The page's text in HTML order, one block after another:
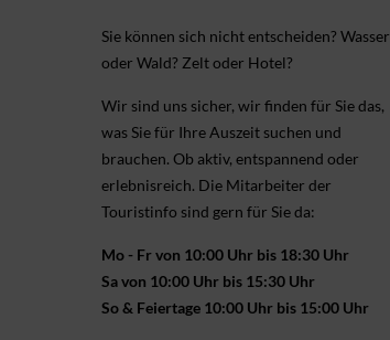
Sie können sich nicht ent­scheiden? Wasser
oder Wald? Zelt oder Hotel?
Wir sind uns sicher, wir finden für Sie das,
was Sie für Ihre Aus­zeit suchen und
brauchen. Ob aktiv, ent­spannend oder
erlebnis­reich. Die Mitarbeiter der
Touristinfo sind gern für Sie da:
Mo - Fr von 10:00 Uhr bis 18:30 Uhr
Sa von 10:00 Uhr bis 15:30 Uhr
So & Feiertage 10:00 Uhr bis 15:00 Uhr